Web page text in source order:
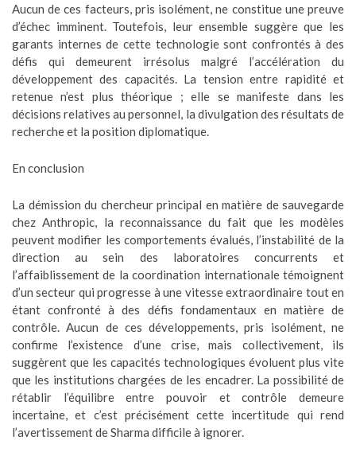
Aucun de ces facteurs, pris isolément, ne constitue une preuve
d’échec imminent. Toutefois, leur ensemble suggère que les
garants internes de cette technologie sont confrontés à des
défis qui demeurent irrésolus malgré l’accélération du
développement des capacités. La tension entre rapidité et
retenue n’est plus théorique ; elle se manifeste dans les
décisions relatives au personnel, la divulgation des résultats de
recherche et la position diplomatique.
En conclusion
La démission du chercheur principal en matière de sauvegarde
chez Anthropic, la reconnaissance du fait que les modèles
peuvent modifier les comportements évalués, l’instabilité de la
direction au sein des laboratoires concurrents et
l’affaiblissement de la coordination internationale témoignent
d’un secteur qui progresse à une vitesse extraordinaire tout en
étant confronté à des défis fondamentaux en matière de
contrôle. Aucun de ces développements, pris isolément, ne
confirme l’existence d’une crise, mais collectivement, ils
suggèrent que les capacités technologiques évoluent plus vite
que les institutions chargées de les encadrer. La possibilité de
rétablir l’équilibre entre pouvoir et contrôle demeure
incertaine, et c’est précisément cette incertitude qui rend
l’avertissement de Sharma difficile à ignorer.